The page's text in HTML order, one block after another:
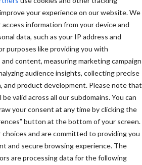
your experience on our website. We
access information from your device and
data, such as your IP address and
purposes like providing you with
and content, measuring marketing campaign
audience insights, collecting precise
and product development. Please note that
valid across all our subdomains. You can
your consent at any time by clicking the
button at the bottom of your screen.
and are committed to providing you
and secure browsing experience. The
are processing data for the following
de consument veel beter te
Hij gaf aan dat recente
varkensvlees tot de 10% laagste
van plantaardige
tijd nauwer met de
de milieuvoetafdruk van de
Nevedi Nevedi behartigt de